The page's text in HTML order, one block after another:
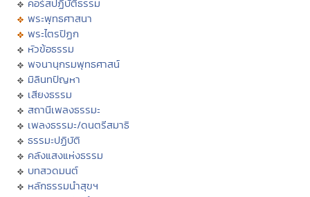
คอร์สปฏิบัติธรรม
พระพุทธศาสนา
พระไตรปิฏก
หัวข้อธรรม
พจนานุกรมพุทธศาสน์
มิลินทปัญหา
เสียงธรรม
สถานีเพลงธรรมะ
เพลงธรรมะ/ดนตรีสมาธิ
ธรรมะปฏิบัติ
คลังแสงแห่งธรรม
บทสวดมนต์
หลักธรรมนำสุขฯ